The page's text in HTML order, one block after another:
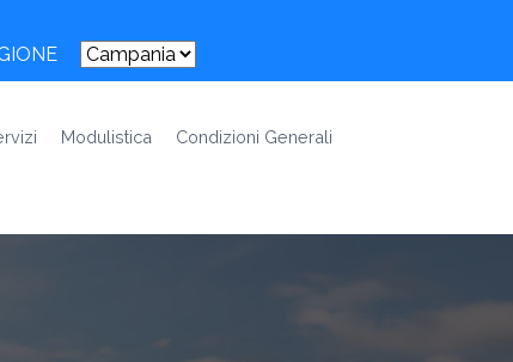
Modulistica
Condizioni Generali